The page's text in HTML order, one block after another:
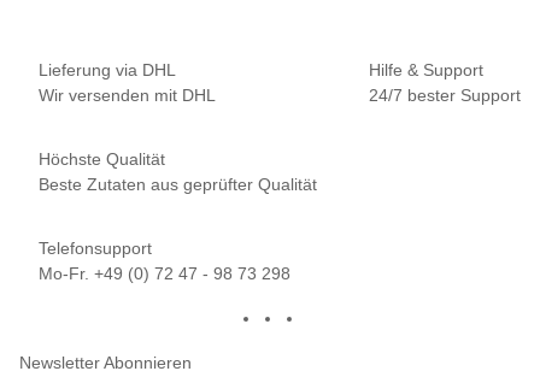
Lieferung via DHL
Wir versenden mit DHL
Hilfe & Support
24/7 bester Support
Höchste Qualität
Beste Zutaten aus geprüfter Qualität
Telefonsupport
Mo-Fr. +49 (0) 72 47 - 98 73 298
Newsletter Abonnieren